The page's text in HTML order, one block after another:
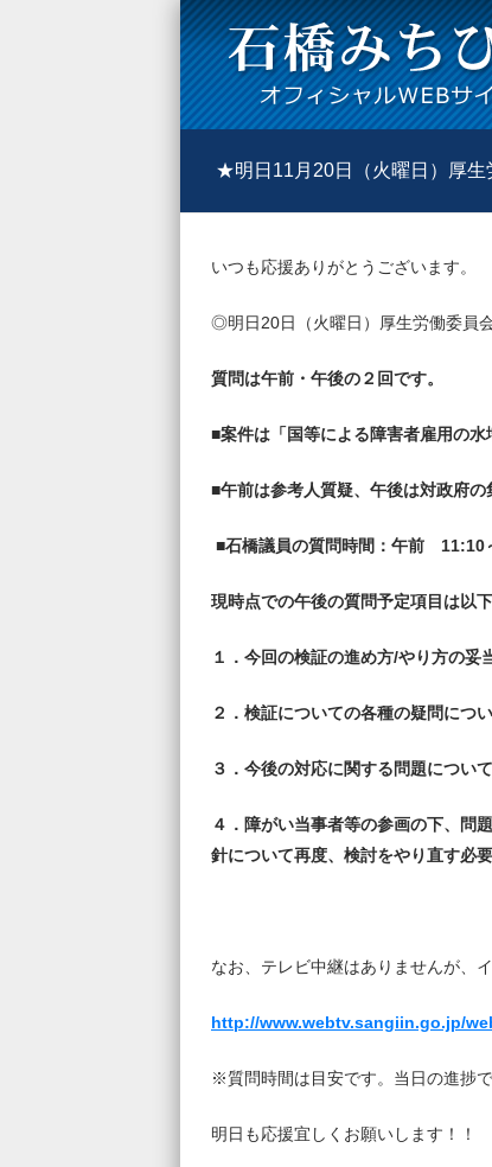
★明日11月20日（火曜日）厚
いつも応援ありがとうございます。
◎明日20日（火曜日）厚生労働委員
質問は午前・午後の２回です。
■案件は「国等による障害者雇用の水
■午前は参考人質疑、午後は対政府の
■石橋議員の質問時間： 午前 11:10
現時点での午後の質問予定項目は以下
１．今回の検証の進め方/やり方の妥
２．検証についての各種の疑問につ
３．今後の対応に関する問題について
４．障がい当事者等の参画の下、問
針について再度、検討をやり直す必
なお、テレビ中継はありませんが、
http://www.webtv.sangiin.go.jp/
※質問時間は目安です。当日の進捗
明日も応援宜しくお願いします！！